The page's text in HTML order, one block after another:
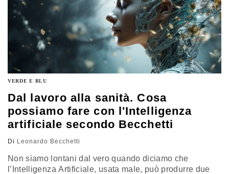
VERDE E BLU
Dal lavoro alla sanità. Cosa
possiamo fare con l'Intelligenza
artificiale secondo Becchetti
Di Leonardo Becchetti
Non siamo lontani dal vero quando diciamo che
l’Intelligenza Artificiale, usata male, può produrre due